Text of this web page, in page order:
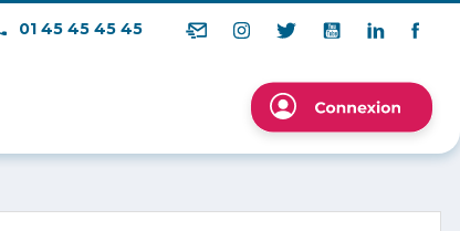
01 45 45 45 45